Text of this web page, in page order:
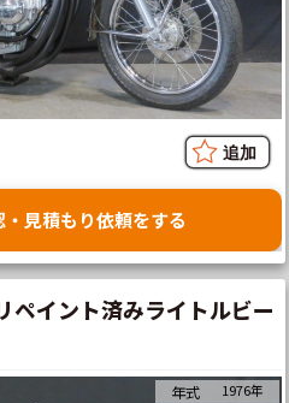
見積もり依頼をする
イント済みライトルビー
年式 1976年